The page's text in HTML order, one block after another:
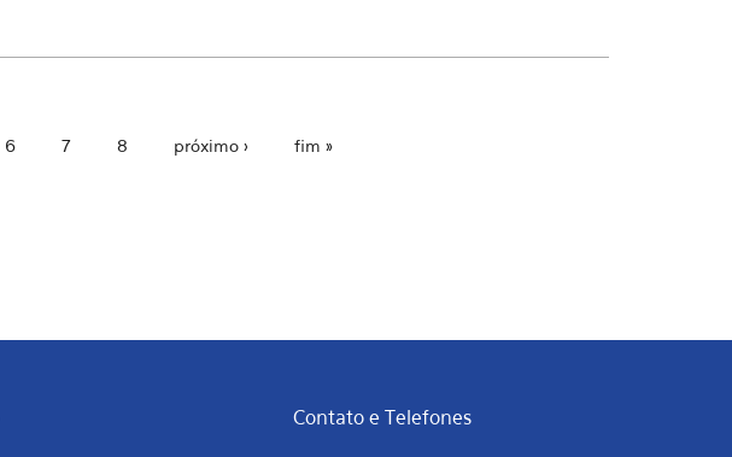
6 7 8 próximo › fim »
Contato e Telefones